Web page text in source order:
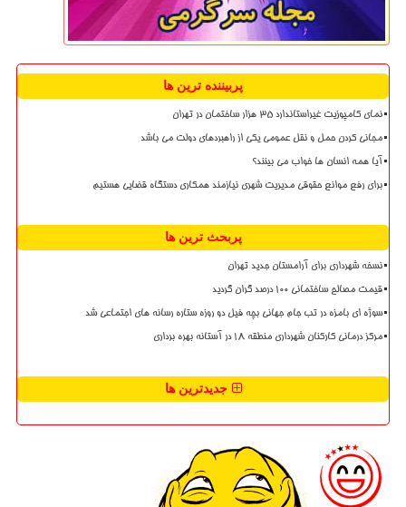
پربیننده ترین ها
نمای کامپوزیت غیراستاندارد ۳۵ هزار ساختمان در تهران
مجانی کردن حمل و نقل عمومی یکی از راهبردهای دولت می باشد
آیا همه انسان ها خواب می بینند؟
برای رفع موانع حقوقی مدیریت شهری نیازمند همکاری دستگاه قضایی هستیم
پربحث ترین ها
نسخه شهرداری برای آرامستان جدید تهران
قیمت مصالح ساختمانی ۱۰۰ درصد گران گردید
سوژه ای بامزه در تب جام جهانی بچه فیل دو روزه ستاره رسانه های اجتماعی شد
مرکز درمانی کارکنان شهرداری منطقه ۱۸ در آستانه بهره برداری
جدیدترین ها